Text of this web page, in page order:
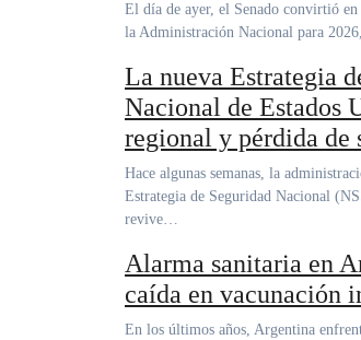
El día de ayer, el Senado convirtió en ley el Presupuesto General de
la Administración Nacional para
La nueva Estrategia
Nacional de Estados
regional y pérdida de
Hace algunas semanas, la administración Trump publicó la
Estrategia de Seguridad Nacional
revive…
Alarma sanitaria en
caída en vacunación
En los últimos años, Argentina enfrenta una crisis silenciosa pero